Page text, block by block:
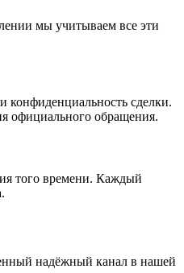
мы учитываем все эти
конфиденциальность сделки.
официального обращения.
того времени. Каждый
надёжный канал в нашей